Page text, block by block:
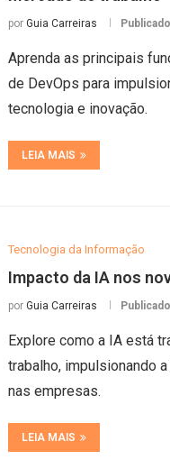
por Guia Carreiras
Aprenda as principais
de DevOps para
tecnologia e inovação.
LEIA MAIS
Tecnologia da Informação
Impacto da IA nos
por Guia Carreiras
Explore como a IA está
trabalho, impulsionando
nas empresas.
LEIA MAIS